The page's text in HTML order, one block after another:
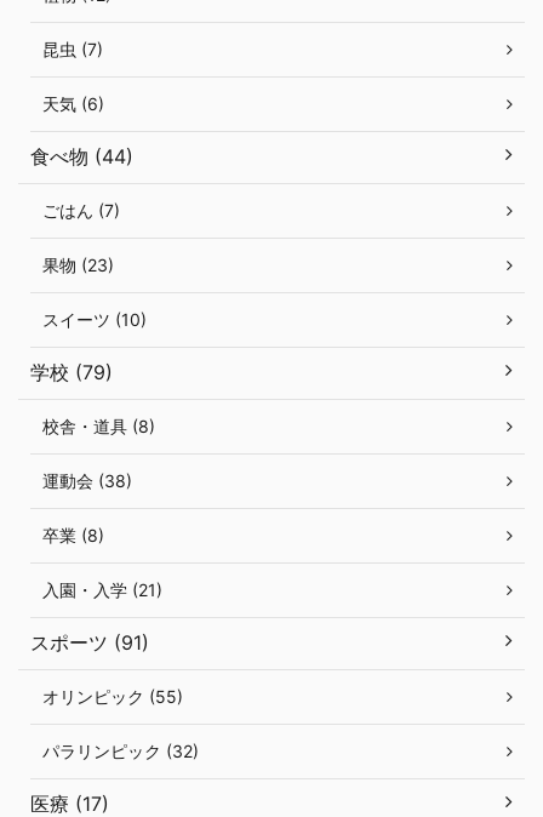
昆虫 (7)
天気 (6)
食べ物 (44)
ごはん (7)
果物 (23)
スイーツ (10)
学校 (79)
校舎・道具 (8)
運動会 (38)
卒業 (8)
入園・入学 (21)
スポーツ (91)
オリンピック (55)
パラリンピック (32)
医療 (17)